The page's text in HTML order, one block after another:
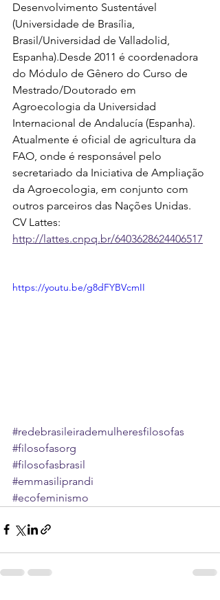
Desenvolvimento Sustentável
(Universidade de Brasília,
Brasil/Universidad de Valladolid,
Espanha).Desde 2011 é coordenadora
do Módulo de Gênero do Curso de
Mestrado/Doutorado em
Agroecologia da Universidad
Internacional de Andalucía (Espanha).
Atualmente é oficial de agricultura da
FAO, onde é responsável pelo
secretariado da Iniciativa de Ampliação
da Agroecologia, em conjunto com
outros parceiros das Nações Unidas.
CV Lattes:
http://lattes.cnpq.br/6403628624406517
https://youtu.be/g8dFYBVcmII
#redebrasileirademulheresfilosofas
#filosofasorg
#filosofasbrasil
#emmasiliprandi
#ecofeminismo